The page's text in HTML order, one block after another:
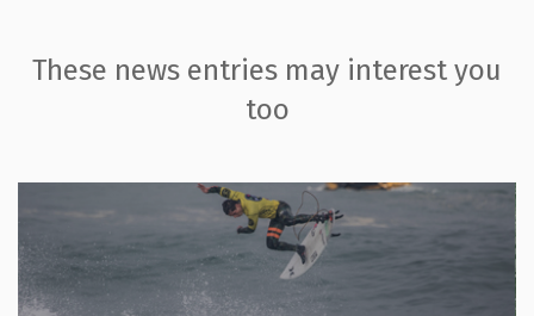
These news entries may interest you
too